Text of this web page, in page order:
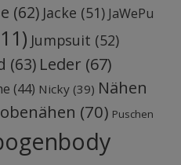
(62) Jacke (51) JaWePu
Jumpsuit (52)
(63) Leder (67)
(44) Nicky (39) Nähen
(70) Puschen